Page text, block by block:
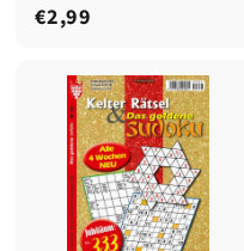
€2,99
,
9
9